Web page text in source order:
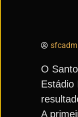
O
Estádio
A